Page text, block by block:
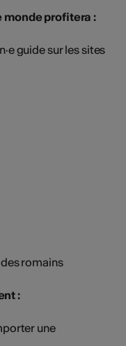
monde profitera :
guide sur les sites
romains
:
une